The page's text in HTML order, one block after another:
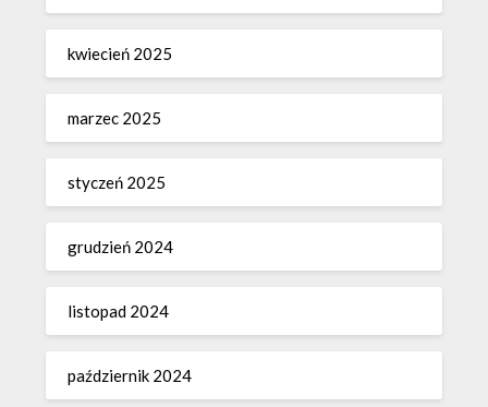
kwiecień 2025
marzec 2025
styczeń 2025
grudzień 2024
listopad 2024
październik 2024